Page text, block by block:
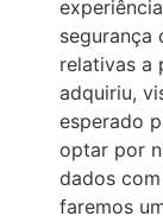
segurança
relativas a
adquiriu,
esperado
optar por
dados
faremos